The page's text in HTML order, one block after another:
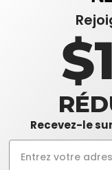
Recevez-le